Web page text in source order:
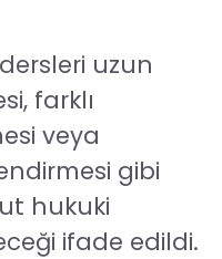
uzun
farklı
veya
gibi
hukuki
ifade edildi.